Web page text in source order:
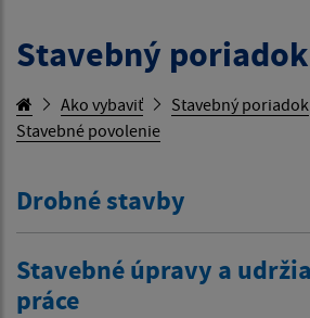
Stavebný poriadok
Ako vybaviť
Stavebný poriadok
Stavebné povolenie
Drobné stavby
Stavebné úpravy a
práce